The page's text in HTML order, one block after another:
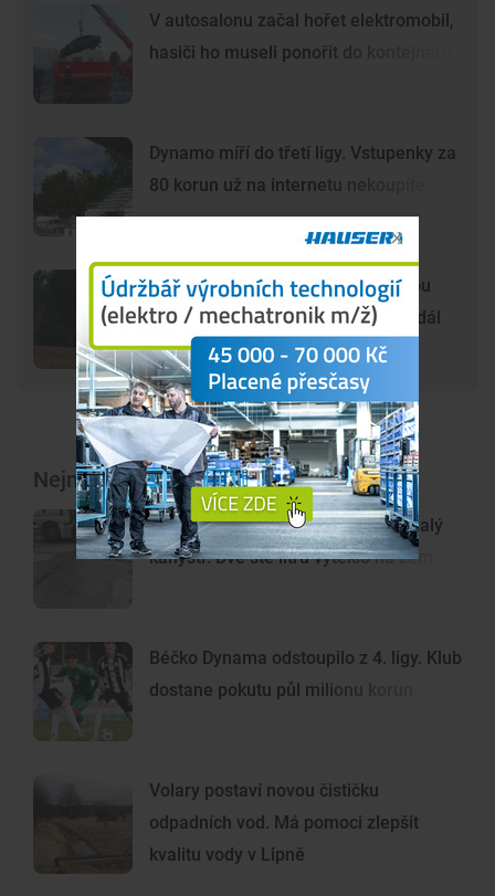
V autosalonu začal hořet elektromobil,
hasiči ho museli ponořit do kontejneru
Dynamo míří do třetí ligy. Vstupenky za
80 korun už na internetu nekoupíte
Šelma na jihu Čech? Záběry mohou
zachycovat kočku, policie hlášení dál
prověřuje
Nejnovější články
Chtěl ukrást naftu, přinesl si ale malý
kanystr. Dvě stě litrů vyteklo na zem
Béčko Dynama odstoupilo z 4. ligy. Klub
dostane pokutu půl milionu korun
Volary postaví novou čističku
odpadních vod. Má pomoci zlepšit
kvalitu vody v Lipně